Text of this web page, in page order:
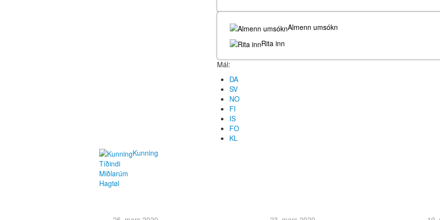
Almenn umsókn
Rita inn
Mál:
DA
SV
NO
FI
IS
FO
KL
Kunning
Tíðindi
Miðlarúm
Hagtøl